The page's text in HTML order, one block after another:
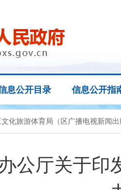
息公开目录 信息公开指
化旅游体育局（区广播电视新闻
公厅关于印